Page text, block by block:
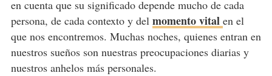
en cuenta que su significado depende mucho de cada
persona, de cada contexto y del momento vital en el
que nos encontremos. Muchas noches, quienes entran en
nuestros sueños son nuestras preocupaciones diarias y
nuestros anhelos más personales.